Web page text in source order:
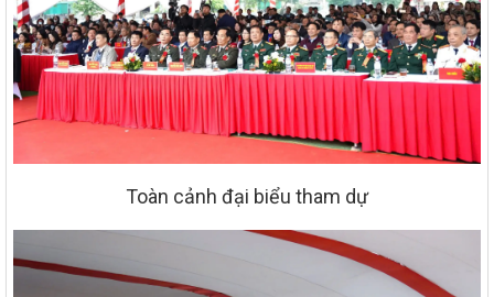
Toàn cảnh đại biểu tham dự